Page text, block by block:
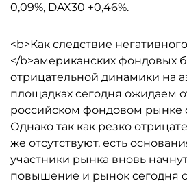
0,09%, DAX30 +0,46%.
<b>Как следствие
</b>американских фондовых
отрицательной динамики на
площадках сегодня ожидаем
российском фондовом рынке
Однако так как резко
же отсутствуют, есть
участники рынка вновь
повышение и рынок сегодня